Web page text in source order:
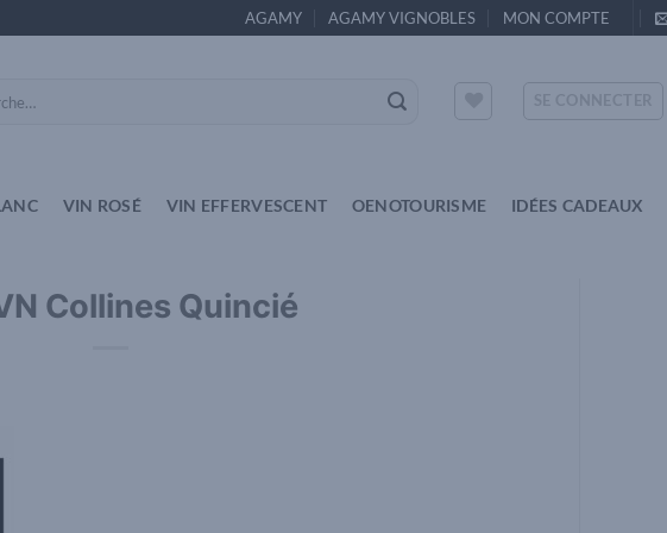
AGAMY AGAMY VIGNOBLES MON COMPTE
VIN ROSÉ VIN EFFERVESCENT OENOTOURISME IDÉES CADEAUX
Collines Quincié